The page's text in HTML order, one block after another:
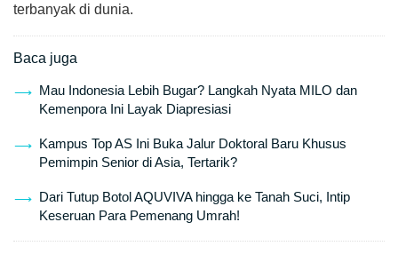
terbanyak di dunia.
Baca juga
Mau Indonesia Lebih Bugar? Langkah Nyata MILO dan
Kemenpora Ini Layak Diapresiasi
Kampus Top AS Ini Buka Jalur Doktoral Baru Khusus
Pemimpin Senior di Asia, Tertarik?
Dari Tutup Botol AQUVIVA hingga ke Tanah Suci, Intip
Keseruan Para Pemenang Umrah!